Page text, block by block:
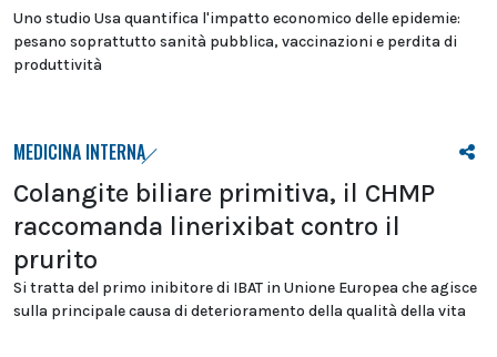
Uno studio Usa quantifica l'impatto economico delle epidemie:
pesano soprattutto sanità pubblica, vaccinazioni e perdita di
produttività
MEDICINA INTERNA
Colangite biliare primitiva, il CHMP
raccomanda linerixibat contro il
prurito
Si tratta del primo inibitore di IBAT in Unione Europea che agisce
sulla principale causa di deterioramento della qualità della vita